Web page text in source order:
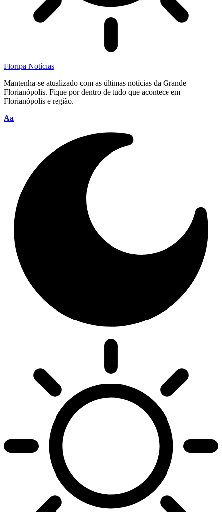
Floripa Notícias
Mantenha-se atualizado com as últimas notícias da Grande
Florianópolis. Fique por dentro de tudo que acontece em
Florianópolis e região.
Font
Aa